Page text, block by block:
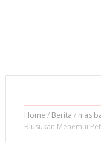
Home / Berita / nias
Blusukan Menemui